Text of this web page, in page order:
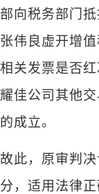
部向税务部门
张伟良虚开增
相关发票是否
耀佳公司其他
的成立。
故此，原审判
分，适用法律